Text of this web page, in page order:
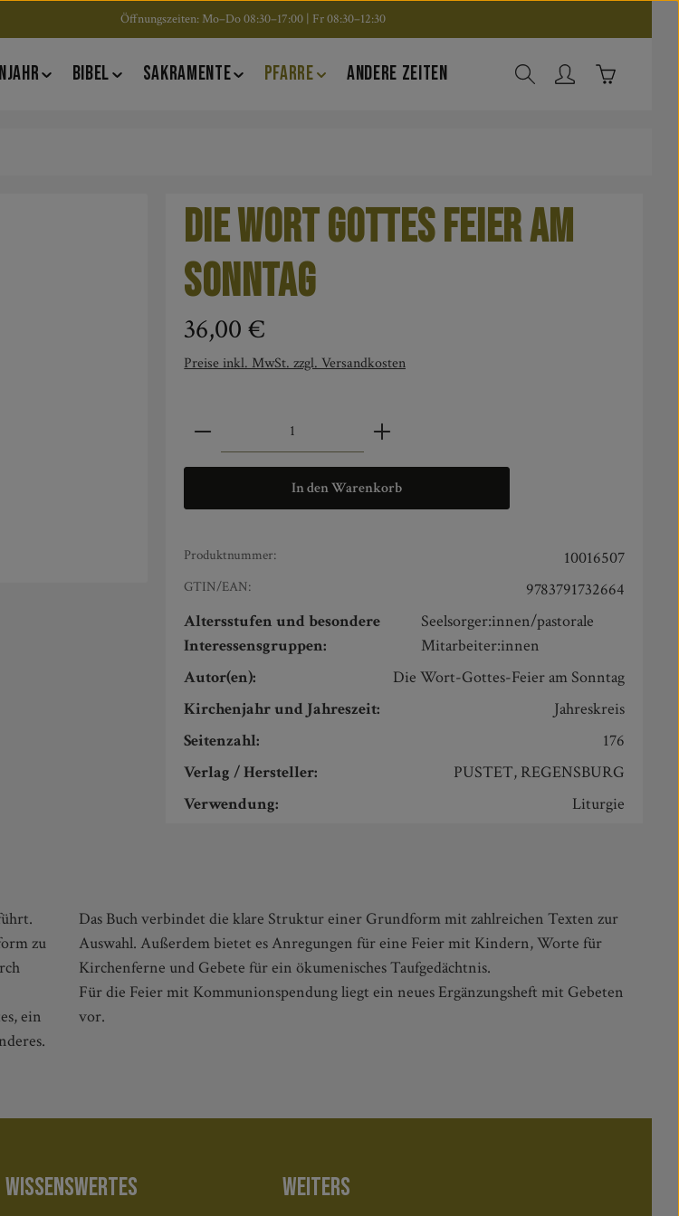
Öffnungszeiten: Mo–Do 08:30–17:00 | Fr 08:30–12:30
BIBEL SAKRAMENTE PFARRE ANDERE ZEITEN Warenkorb
Die Wort Gottes Feier am
Sonntag
Regulärer Preis:
36,00 €
Preise inkl. MwSt. zzgl. Versandkosten
Produkt Anzahl: Gib den gewünschten Wert ein oder
In den Warenkorb
Produktnummer: 10016507
GTIN/EAN:
9783791732664
Altersstufen und besondere
Interessensgruppen:
Seelsorger:innen/pastorale
Mitarbeiter:innen
Autor(en):
Die Wort-Gottes-Feier am Sonntag
Kirchenjahr und Jahreszeit:
Jahreskreis
Seitenzahl:
176
Verlag / Hersteller:
PUSTET, REGENSBURG
Verwendung:
Liturgie
zu
ein
zur
für
Kirchenferne und Gebete für ein ökumenisches Taufgedächtnis.
Für die Feier mit Kommunionspendung liegt ein neues Ergänzungsheft mit Gebeten
vor.
WISSENSWERTES WEITERS